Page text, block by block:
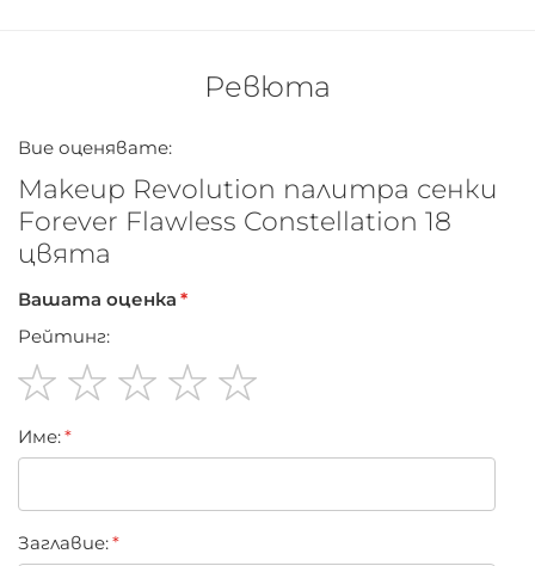
Ревюта
Вие оценявате:
Makeup Revolution палитра сенки
Forever Flawless Constellation 18
цвята
Вашата оценка
Рейтинг:
star
stars
stars
stars
stars
Име:
Заглавиe: